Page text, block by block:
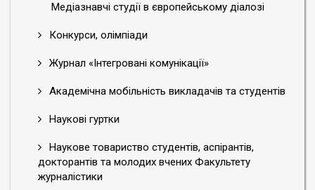
Медіазнавчі студії в європейському діалозі
Конкурси, олімпіади
Журнал «Інтегровані комунікації»
Академічна мобільність викладачів та студентів
Наукові гуртки
Наукове товариство студентів, аспірантів,
докторантів та молодих вчених Факультету
журналістики